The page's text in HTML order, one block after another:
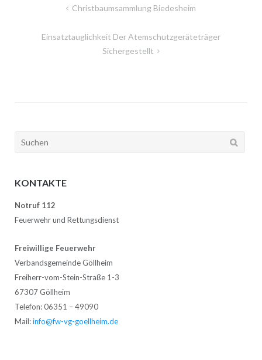
Beitragsnavigation
Christbaumsammlung Biedesheim
Einsatztauglichkeit Der Atemschutzgeräteträger
Sichergestellt
Suchen
KONTAKTE
Notruf 112
Feuerwehr und Rettungsdienst
Freiwillige Feuerwehr
Verbandsgemeinde Göllheim
Freiherr-vom-Stein-Straße 1-3
67307 Göllheim
Telefon: 06351 – 49090
Mail:info@fw-vg-goellheim.de